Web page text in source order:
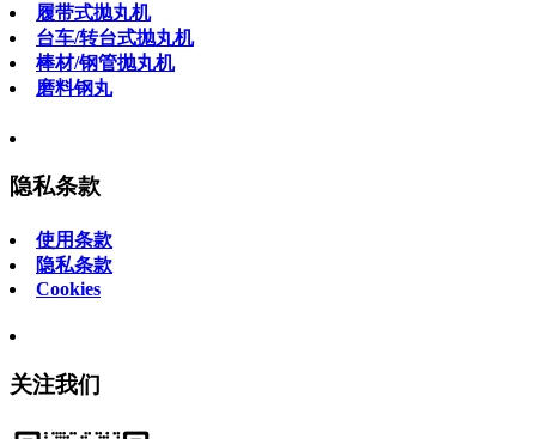
履带式抛丸机
台车/转台式抛丸机
棒材/钢管抛丸机
磨料钢丸
隐私条款
使用条款
隐私条款
Cookies
关注我们